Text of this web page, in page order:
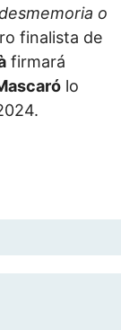
o
finalista de
firmará
lo